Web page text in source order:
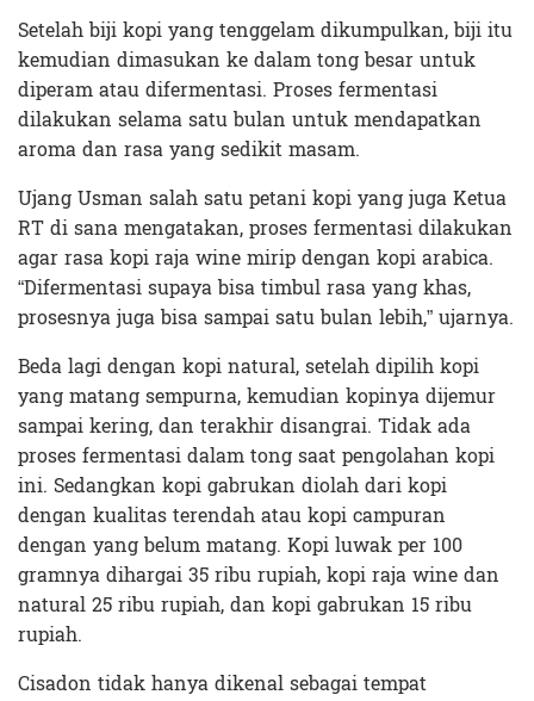
Setelah biji kopi yang tenggelam dikumpulkan, biji itu
kemudian dimasukan ke dalam tong besar untuk
diperam atau difermentasi. Proses fermentasi
dilakukan selama satu bulan untuk mendapatkan
aroma dan rasa yang sedikit masam.
Ujang Usman salah satu petani kopi yang juga Ketua
RT di sana mengatakan, proses fermentasi dilakukan
agar rasa kopi raja wine mirip dengan kopi arabica.
“Difermentasi supaya bisa timbul rasa yang khas,
prosesnya juga bisa sampai satu bulan lebih,” ujarnya.
Beda lagi dengan kopi natural, setelah dipilih kopi
yang matang sempurna, kemudian kopinya dijemur
sampai kering, dan terakhir disangrai. Tidak ada
proses fermentasi dalam tong saat pengolahan kopi
ini. Sedangkan kopi gabrukan diolah dari kopi
dengan kualitas terendah atau kopi campuran
dengan yang belum matang. Kopi luwak per 100
gramnya dihargai 35 ribu rupiah, kopi raja wine dan
natural 25 ribu rupiah, dan kopi gabrukan 15 ribu
rupiah.
Cisadon tidak hanya dikenal sebagai tempat